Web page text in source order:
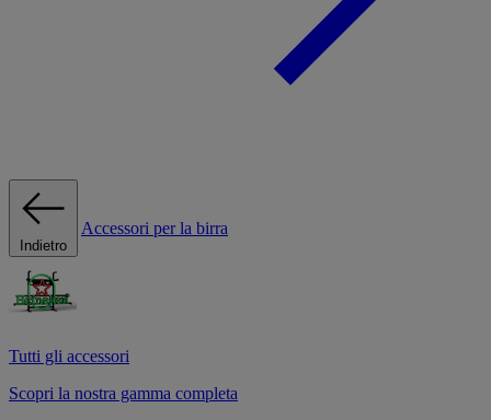
Indietro
Accessori per la birra
Tutti gli accessori
Scopri la nostra gamma completa